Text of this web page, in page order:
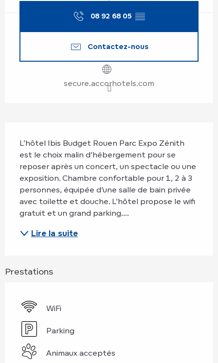
08 92 68 05 ▒▒
Contactez-nous
secure.accorhotels.com
L’hôtel Ibis Budget Rouen Parc Expo Zénith
est le choix malin d’hébergement pour se
reposer après un concert, un spectacle ou une
exposition. Chambre confortable pour 1, 2 à 3
personnes, équipée d’une salle de bain privée
avec toilette et douche. L’hôtel propose le wifi
gratuit et un grand parking....
Lire la suite
Prestations
WiFi
Parking
Animaux acceptés